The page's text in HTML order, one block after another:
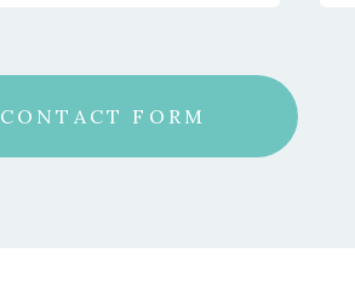
CONTACT FORM